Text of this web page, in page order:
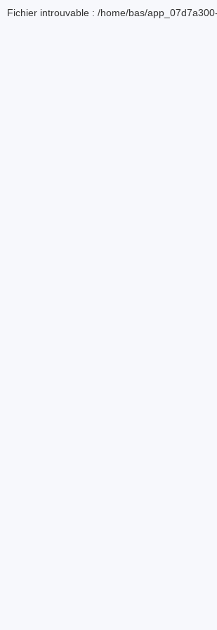
Fichier introuvable : /home/bas/